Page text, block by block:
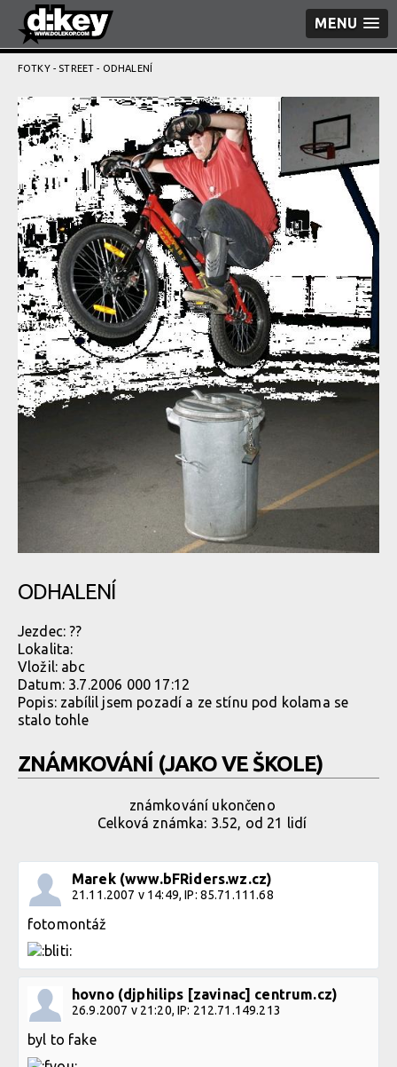
MENU
FOTKY- STREET - ODHALENÍ
ODHALENÍ
Jezdec:??
Lokalita:
Vložil: abc
Datum: 3.7.2006 000 17:12
Popis: zabílil jsem pozadí a ze stínu pod kolama se
stalo tohle
ZNÁMKOVÁNÍ (JAKO VE ŠKOLE)
známkování ukončeno
Celková známka: 3.52, od 21 lidí
Marek (www.bFRiders.wz.cz)
21.11.2007 v 14:49, IP: 85.71.111.68
fotomontáž
hovno (djphilips [zavinac] centrum.cz)
26.9.2007 v 21:20, IP: 212.71.149.213
byl to fake